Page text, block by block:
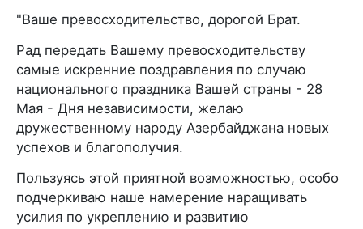
"Ваше превосходительство, дорогой Брат.
Рад передать Вашему превосходительству
самые искренние поздравления по случаю
национального праздника Вашей страны - 28
Мая - Дня независимости, желаю
дружественному народу Азербайджана новых
успехов и благополучия.
Пользуясь этой приятной возможностью, особо
подчеркиваю наше намерение наращивать
усилия по укреплению и развитию